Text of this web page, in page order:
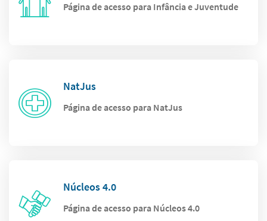
Página de acesso para Infância e Juventude
NatJus
Página de acesso para NatJus
Núcleos 4.0
Página de acesso para Núcleos 4.0